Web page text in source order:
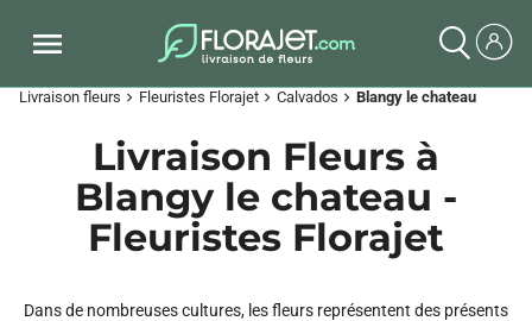
Livraison fleurs chevron_right Fleuristes Florajet chevron_right Calvados chevron_right Blangy le chateau
Livraison Fleurs à
Blangy le chateau -
Fleuristes Florajet
Dans de nombreuses cultures, les fleurs représentent des présents